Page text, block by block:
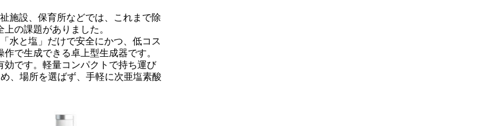
施設、保育所などでは、これまで除
の課題がありました。
水と塩」だけで安全にかつ、低コス
で生成できる卓上型生成器です。
です。軽量コンパクトで持ち運び
、場所を選ばず、手軽に次亜塩素酸